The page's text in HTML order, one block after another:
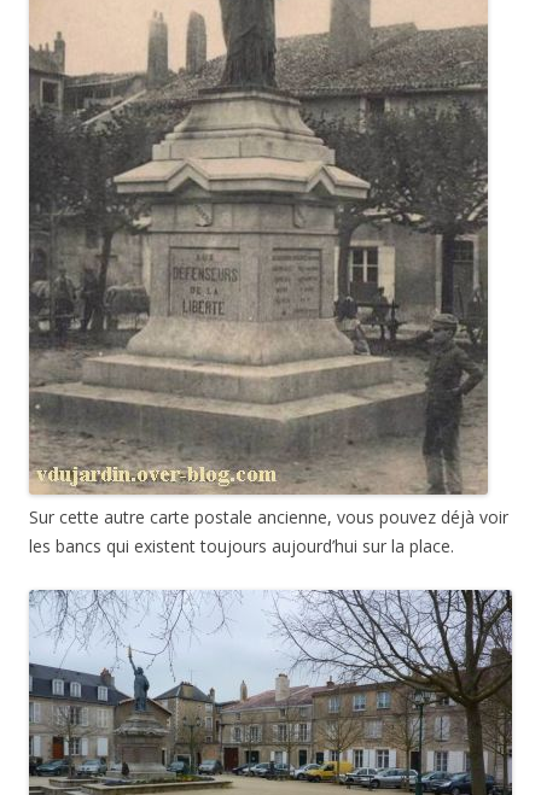
Sur cette autre carte postale ancienne, vous pouvez déjà voir
les bancs qui existent toujours aujourd’hui sur la place.